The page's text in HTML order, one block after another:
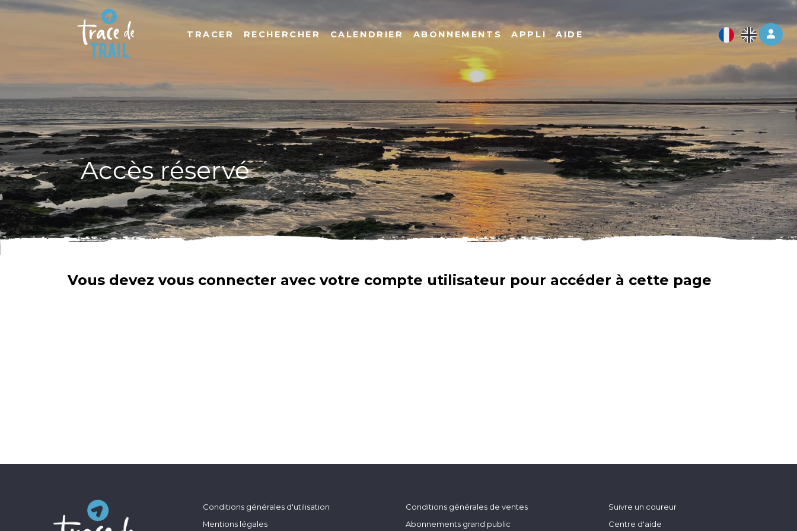
Log
TRACER RECHERCHER CALENDRIER ABONNEMENTS APPLI AIDE
Accès réservé
Vous devez vous connecter avec votre compte utilisateur pour accéder à cette page
Conditions générales d'utilisation
Mentions légales
Conditions générales de ventes
Abonnements grand public
Suivre un coureur
Centre d'aide